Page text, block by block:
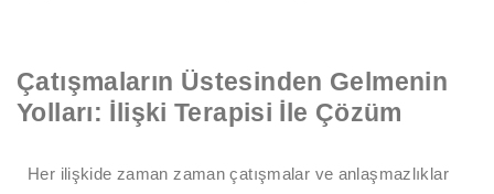
Çatışmaların Üstesinden Gelmenin
Yolları: İlişki Terapisi İle Çözüm
Her ilişkide zaman zaman çatışmalar ve anlaşmazlıklar